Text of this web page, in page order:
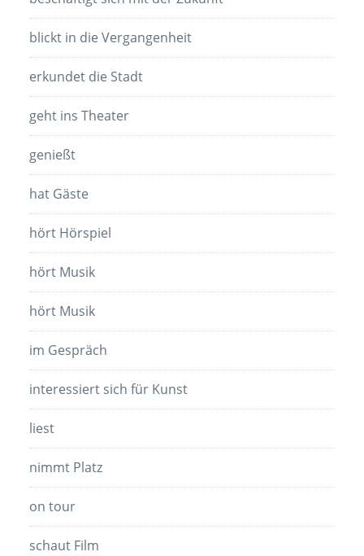
blickt in die Vergangenheit
erkundet die Stadt
geht ins Theater
genießt
hat Gäste
hört Hörspiel
hört Musik
hört Musik
im Gespräch
interessiert sich für Kunst
liest
nimmt Platz
on tour
schaut Film